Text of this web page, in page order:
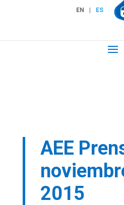
EN ES
AEE
2015